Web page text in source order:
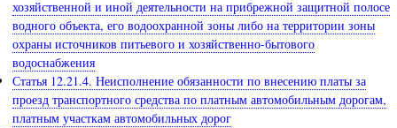
хозяйственной и иной деятельности на прибрежной защитной полосе
водного объекта, его водоохранной зоны либо на территории зоны
охраны источников питьевого и хозяйственно-бытового
водоснабжения
Статья 12.21.4. Неисполнение обязанности по внесению платы за
проезд транспортного средства по платным автомобильным дорогам,
платным участкам автомобильных дорог